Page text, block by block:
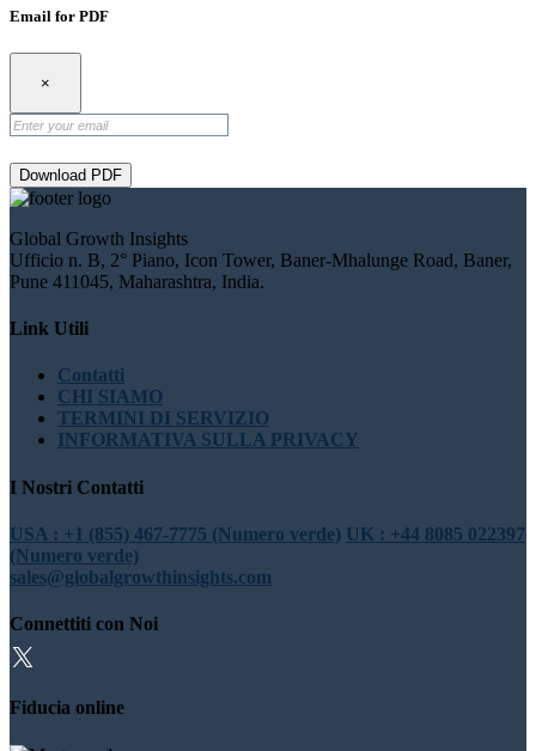
Email for PDF
×
Download PDF
Global Growth Insights
Ufficio n. B, 2° Piano, Icon Tower, Baner-Mhalunge Road, Baner,
Pune 411045, Maharashtra, India.
Link Utili
Contatti
CHI SIAMO
TERMINI DI SERVIZIO
INFORMATIVA SULLA PRIVACY
I Nostri Contatti
USA : +1 (855) 467-7775 (Numero verde) UK : +44 8085 022397
(Numero verde)
sales@globalgrowthinsights.com
Connettiti con Noi
Fiducia online